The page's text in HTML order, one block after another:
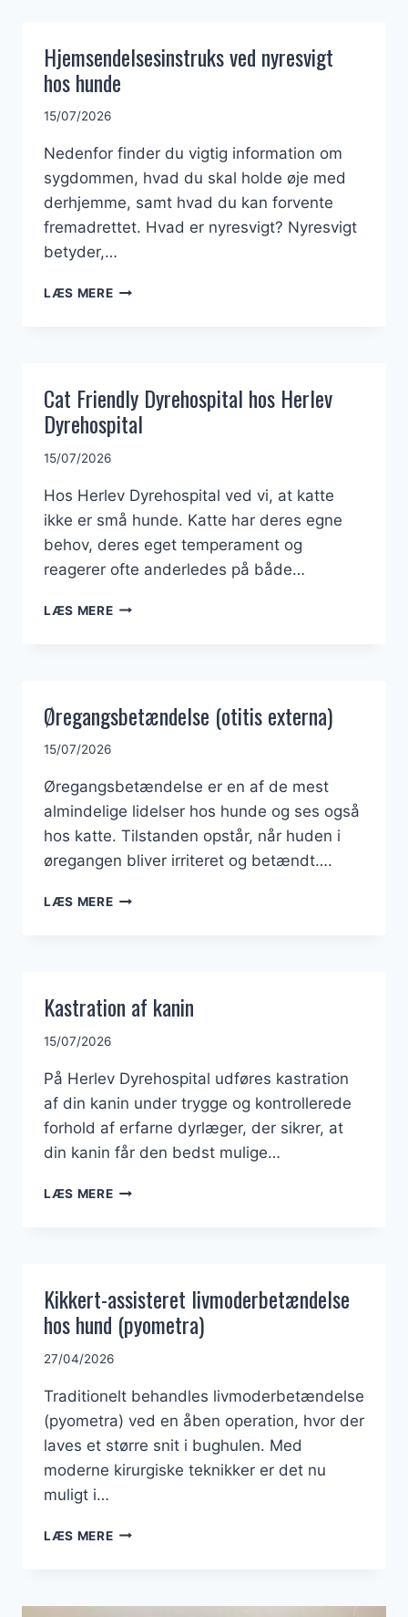
Hjemsendelsesinstruks ved nyresvigt
hos hunde
15/07/2026
Nedenfor finder du vigtig information om
sygdommen, hvad du skal holde øje med
derhjemme, samt hvad du kan forvente
fremadrettet. Hvad er nyresvigt? Nyresvigt
betyder,…
LÆS MEREHJEMSENDELSESINSTRUKS
Cat Friendly Dyrehospital hos Herlev
Dyrehospital
15/07/2026
Hos Herlev Dyrehospital ved vi, at katte
ikke er små hunde. Katte har deres egne
behov, deres eget temperament og
reagerer ofte anderledes på både…
LÆS MERECAT
Øregangsbetændelse (otitis externa)
15/07/2026
Øregangsbetændelse er en af de mest
almindelige lidelser hos hunde og ses også
hos katte. Tilstanden opstår, når huden i
øregangen bliver irriteret og betændt….
LÆS MEREØREGANGSBETÆNDELSE
Kastration af kanin
15/07/2026
På Herlev Dyrehospital udføres kastration
af din kanin under trygge og kontrollerede
forhold af erfarne dyrlæger, der sikrer, at
din kanin får den bedst mulige…
LÆS MEREKASTRATION
Kikkert-assisteret livmoderbetændelse
hos hund (pyometra)
27/04/2026
Traditionelt behandles livmoderbetændelse
(pyometra) ved en åben operation, hvor der
laves et større snit i bughulen. Med
moderne kirurgiske teknikker er det nu
muligt i…
LÆS MEREKIKKERT-
HUND